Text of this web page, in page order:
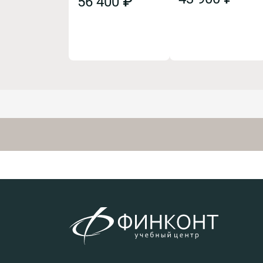
разъяснения высших
позволят избежать
достоверность